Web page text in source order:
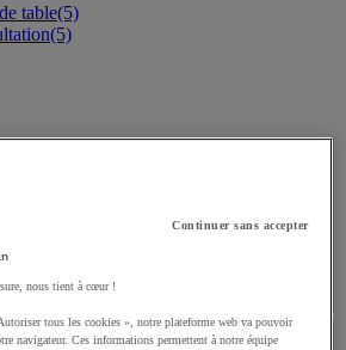
table(5)
(5)
Continuer sans accepter
nous tient à cœur !
tous les cookies », notre plateforme web va pouvoir
navigateur. Ces informations permettent à notre équipe